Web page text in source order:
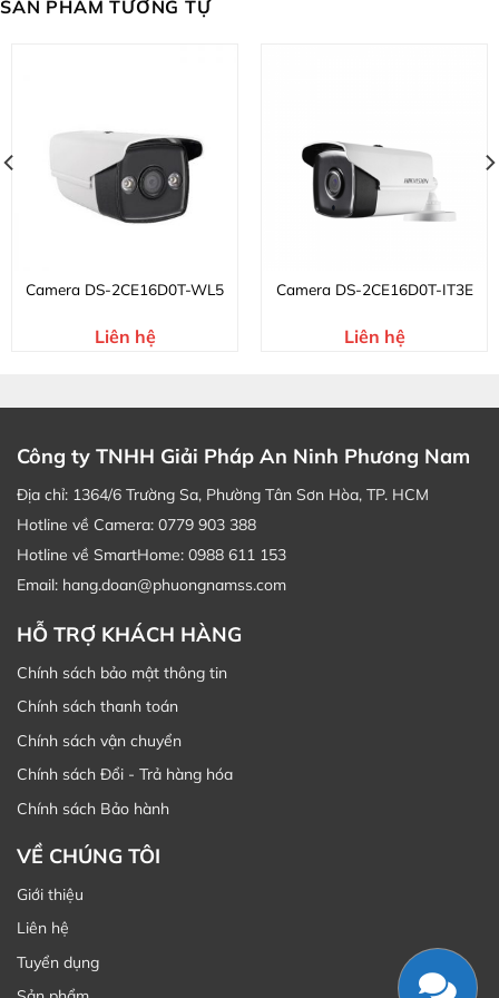
SẢN PHẨM TƯƠNG TỰ
Camera DS-2CE16D0T-WL5
Liên hệ
Camera DS-2CE16D0T-IT3E
Liên hệ
Công ty TNHH Giải Pháp An Ninh Phương Nam
Địa chỉ: 1364/6 Trường Sa, Phường Tân Sơn Hòa, TP. HCM
Hotline về Camera: 0779 903 388
Hotline về SmartHome: 0988 611 153
Email: hang.doan@phuongnamss.com
HỖ TRỢ KHÁCH HÀNG
Chính sách bảo mật thông tin
Chính sách thanh toán
Chính sách vận chuyển
Chính sách Đổi - Trả hàng hóa
Chính sách Bảo hành
VỀ CHÚNG TÔI
Giới thiệu
Liên hệ
Tuyển dụng